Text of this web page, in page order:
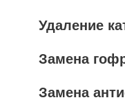
Удаление
Замена
Замена